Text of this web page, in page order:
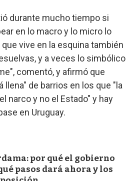
durante mucho tiempo si
en lo macro y lo micro lo
vive en la esquina también
y a veces lo simbólico
comentó, y afirmó que
llena" de barrios en los que "la
narco y no el Estado" y hay
en Uruguay.
por qué el gobierno
pasos dará ahora y los